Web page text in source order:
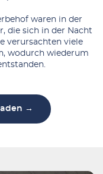
waren in der
die sich in der Nacht
verursachten viele
wodurch wiederum
→